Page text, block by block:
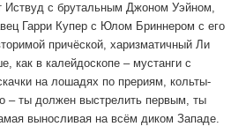
Иствуд с брутальным Джоном Уэйном,
Гарри Купер с Юлом Бриннером с его
причёской, харизматичный Ли
в калейдоскопе – мустанги с
на лошадях по прериям, кольты-
– ты должен выстрелить первым, ты
выносливая на всём диком Западе.